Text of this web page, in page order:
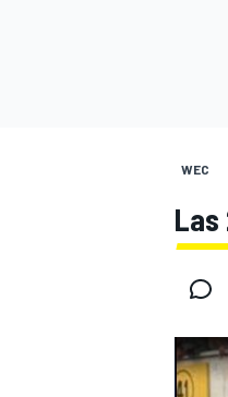
WEC
Las